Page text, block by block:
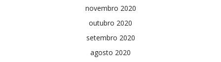
novembro 2020
outubro 2020
setembro 2020
agosto 2020